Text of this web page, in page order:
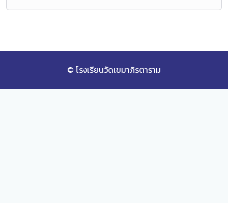
© โรงเรียนวัดเขมาภิรตาราม